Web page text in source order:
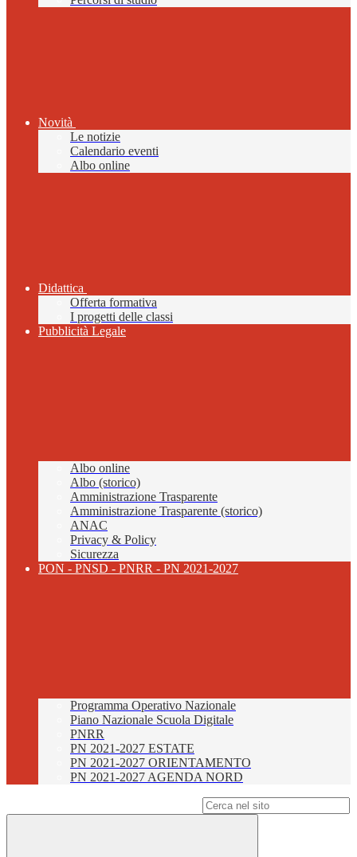
Novità
Le notizie
Calendario eventi
Albo online
Didattica
Offerta formativa
I progetti delle classi
Pubblicità Legale
Albo online
Albo (storico)
Amministrazione Trasparente
Amministrazione Trasparente (storico)
ANAC
Privacy & Policy
Sicurezza
PON - PNSD - PNRR - PN 2021-2027
Programma Operativo Nazionale
Piano Nazionale Scuola Digitale
PNRR
PN 2021-2027 ESTATE
PN 2021-2027 ORIENTAMENTO
PN 2021-2027 AGENDA NORD